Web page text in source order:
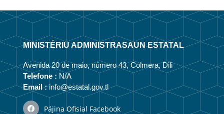
MINISTÉRIU ADMINISTRASAUN ESTATAL
Avenida 20 de maio, número 43, Colmera, Dili
Telefone : N/A
Email :info@estatal.gov.tl
Pájina Ofisial Facebook